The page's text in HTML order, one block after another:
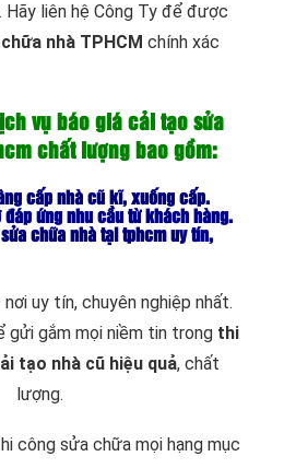
Hãy liên hệ Công Ty để được
nhà TPHCM chính xác
vụ báo giá cải tạo sửa
chất lượng bao gồm:
cấp nhà cũ kĩ, xuống cấp.
đáp ứng nhu cầu từ khách hàng.
chữa nhà tại tphcm uy tín,
uy tín, chuyên nghiệp nhất.
gửi gắm mọi niềm tin trong thi
tạo nhà cũ hiệu quả, chất
lượng.
công sửa chữa mọi hạng mục